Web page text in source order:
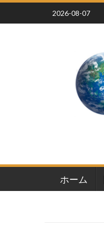
Skip
content
2026-08-07
ホーム